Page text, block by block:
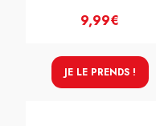
9,99€
JE LE PRENDS !